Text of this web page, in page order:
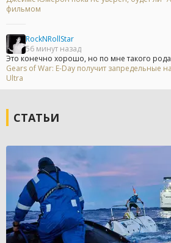
фильмом
RockNRollStar
56 минут назад
Это конечно хорошо, но по мне такого рода
Gears of War: E-Day получит запредельные
Ultra
СТАТЬИ